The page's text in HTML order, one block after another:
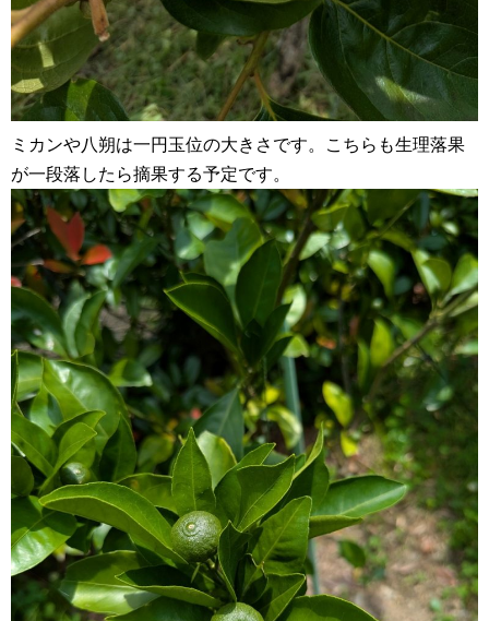
ミカンや八朔は一円玉位の大きさです。こちらも生理落果
が一段落したら摘果する予定です。